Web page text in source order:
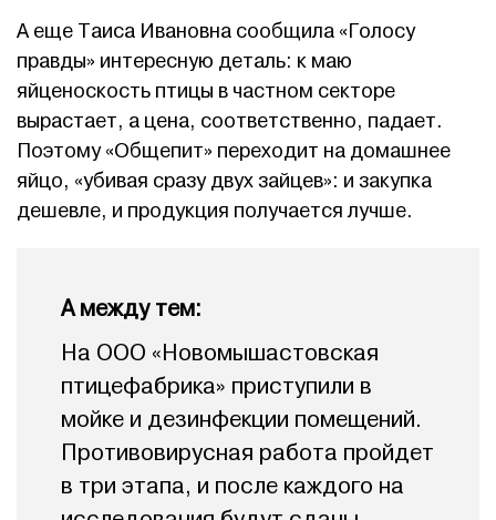
А еще Таиса Ивановна сообщила «Голосу
правды» интересную деталь: к маю
яйценоскость птицы в частном секторе
вырастает, а цена, соответственно, падает.
Поэтому «Общепит» переходит на домашнее
яйцо, «убивая сразу двух зайцев»: и закупка
дешевле, и продукция получается лучше.
А между тем:
На ООО «Новомышастовская
птицефабрика» приступили в
мойке и дезинфекции помещений.
Противовирусная работа пройдет
в три этапа, и после каждого на